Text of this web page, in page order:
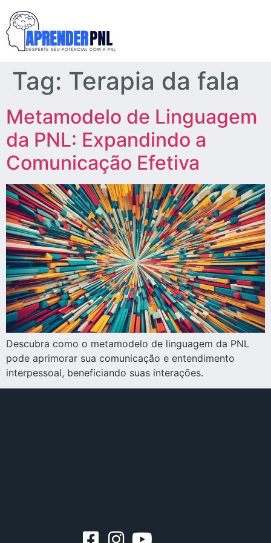
Tag: Terapia da fala
Metamodelo de Linguagem
da PNL: Expandindo a
Comunicação Efetiva
Descubra como o metamodelo de linguagem da PNL
pode aprimorar sua comunicação e entendimento
interpessoal, beneficiando suas interações.